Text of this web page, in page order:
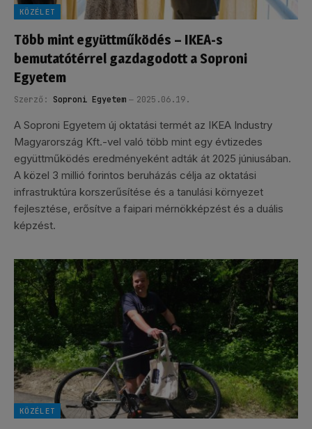
KÖZÉLET
Több mint együttműködés – IKEA-s
bemutatótérrel gazdagodott a Soproni
Egyetem
Szerző: Soproni Egyetem 2025.06.19.
A Soproni Egyetem új oktatási termét az IKEA Industry
Magyarország Kft.-vel való több mint egy évtizedes
együttműködés eredményeként adták át 2025 júniusában.
A közel 3 millió forintos beruházás célja az oktatási
infrastruktúra korszerűsítése és a tanulási környezet
fejlesztése, erősítve a faipari mérnökképzést és a duális
képzést.
KÖZÉLET